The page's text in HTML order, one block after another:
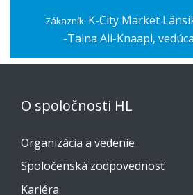
Zákazník: K-City Market
-Taina Ali-Knaapi,
O spoločnosti HL
Organizácia a vedenie
Spoločenská zodpovednosť
Kariéra